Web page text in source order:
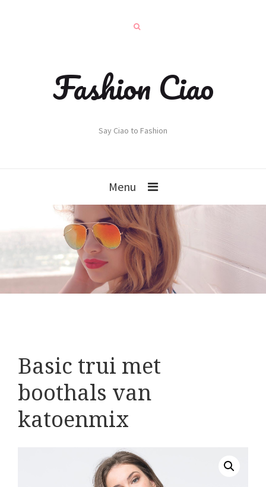
Fashion Ciao
Say Ciao to Fashion
Menu
Basic trui met
boothals van
katoenmix